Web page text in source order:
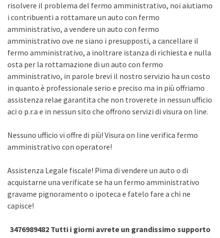
risolvere il problema del fermo amministrativo, noi aiutiamo
i contribuenti a rottamare un auto con fermo
amministrativo, a vendere un auto con fermo
amministrativo ove ne siano i presupposti, a cancellare il
fermo amministrativo, a inoltrare istanza di richiesta e nulla
osta per la rottamazione di un auto con fermo
amministrativo, in parole brevi il nostro servizio ha un costo
in quanto è professionale serio e preciso ma in più offriamo
assistenza relae garantita che non troverete in nessun ufficio
aci o p.r.a e in nessun sito che offrono servizi di visura on line.
Nessuno ufficio vi offre di più! Visura on line verifica fermo
amministrativo con operatore!
Assistenza Legale fiscale! Pima di vendere un auto o di
acquistarne una verificate se ha un fermo amministrativo
gravame pignoramento o ipoteca e fatelo fare a chi ne
capisce!
3476989482 Tutti i giorni avrete un grandissimo supporto